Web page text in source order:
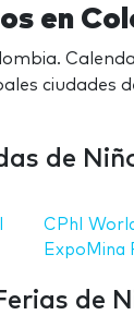
en
ciudades
de
CPhI
ExpoMina
de